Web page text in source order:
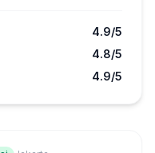
4.9/5
4.8/5
4.9/5